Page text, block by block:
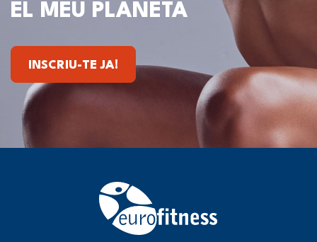
EL MEU PLANETA
INSCRIU-TE JA!